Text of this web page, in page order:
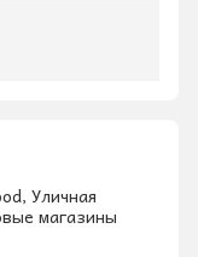
Уличная
магазины